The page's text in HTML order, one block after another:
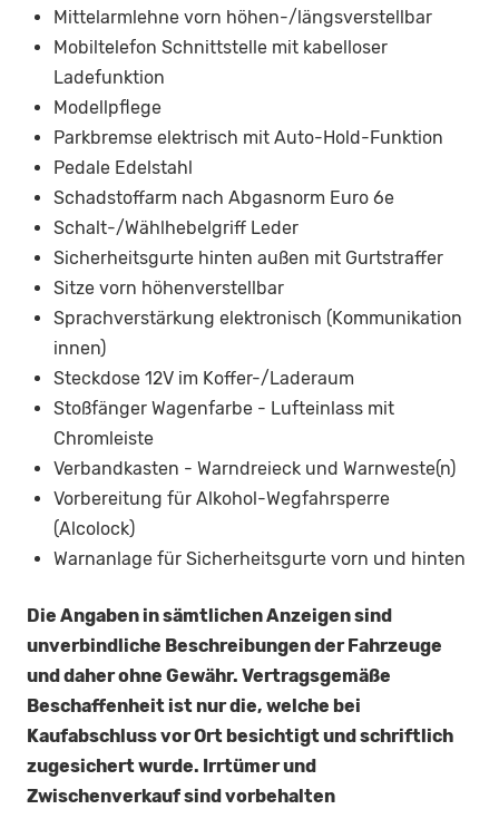
Mittelarmlehne vorn höhen-/längsverstellbar
Mobiltelefon Schnittstelle mit kabelloser
Ladefunktion
Modellpflege
Parkbremse elektrisch mit Auto-Hold-Funktion
Pedale Edelstahl
Schadstoffarm nach Abgasnorm Euro 6e
Schalt-/Wählhebelgriff Leder
Sicherheitsgurte hinten außen mit Gurtstraffer
Sitze vorn höhenverstellbar
Sprachverstärkung elektronisch (Kommunikation
innen)
Steckdose 12V im Koffer-/Laderaum
Stoßfänger Wagenfarbe - Lufteinlass mit
Chromleiste
Verbandkasten - Warndreieck und Warnweste(n)
Vorbereitung für Alkohol-Wegfahrsperre
(Alcolock)
Warnanlage für Sicherheitsgurte vorn und hinten
Die Angaben in sämtlichen Anzeigen sind
unverbindliche Beschreibungen der Fahrzeuge
und daher ohne Gewähr. Vertragsgemäße
Beschaffenheit ist nur die, welche bei
Kaufabschluss vor Ort besichtigt und schriftlich
zugesichert wurde. Irrtümer und
Zwischenverkauf sind vorbehalten